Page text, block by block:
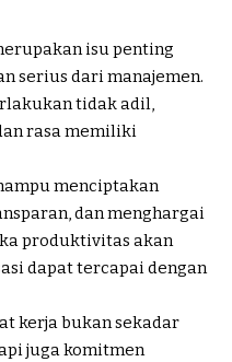
isu penting
serius dari manajemen.
tidak adil,
rasa memiliki
menciptakan
dan menghargai
produktivitas akan
dapat tercapai dengan
kerja bukan sekadar
juga komitmen